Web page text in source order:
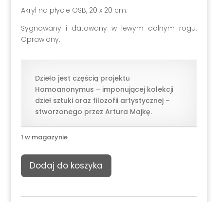
Akryl na płycie OSB, 20 x 20 cm.
Sygnowany i datowany w lewym dolnym rogu.
Oprawiony.
Dzieło jest częścią projektu
Homoanonymus – imponującej kolekcji
dzieł sztuki oraz filozofii artystycznej –
stworzonego przez Artura Majkę.
1 w magazynie
ilość
Artur
Dodaj do koszyka